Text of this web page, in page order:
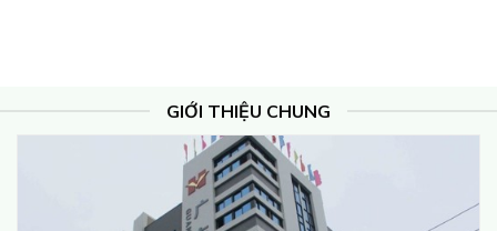
GIỚI THIỆU CHUNG